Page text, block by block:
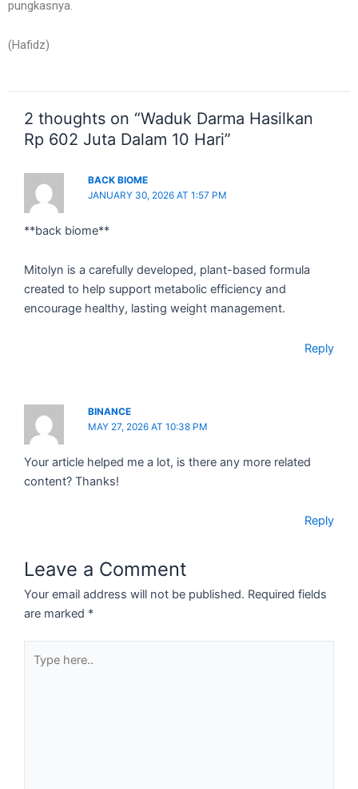
pungkasnya.
(Hafidz)
2 thoughts on “Waduk Darma Hasilkan
Rp 602 Juta Dalam 10 Hari”
BACK BIOME
JANUARY 30, 2026 AT 1:57 PM
**back biome**
Mitolyn is a carefully developed, plant-based formula
created to help support metabolic efficiency and
encourage healthy, lasting weight management.
Reply
BINANCE
MAY 27, 2026 AT 10:38 PM
Your article helped me a lot, is there any more related
content? Thanks!
Reply
Leave a Comment
Your email address will not be published. Required fields
are marked *
here..